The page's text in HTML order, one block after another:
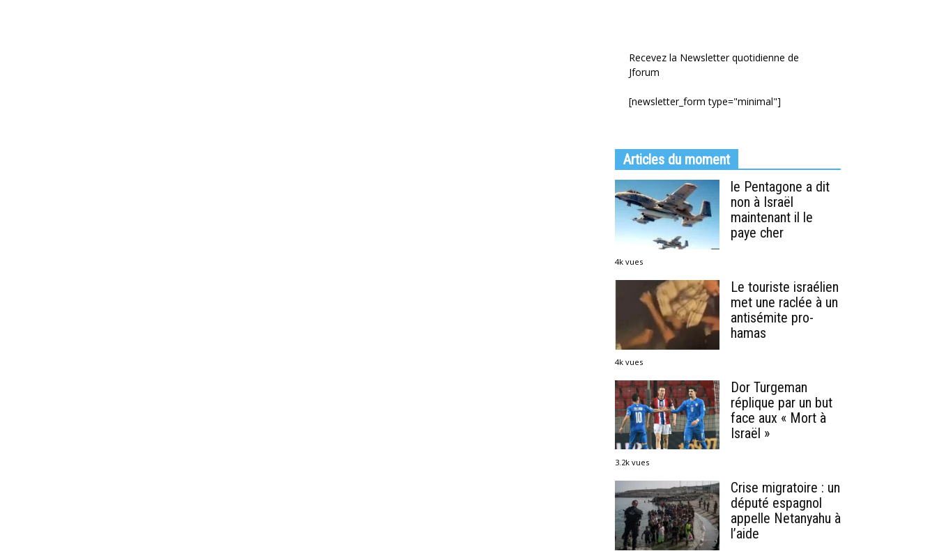
Recevez la Newsletter quotidienne de
Jforum
[newsletter_form type="minimal"]
Articles du moment
le Pentagone a dit
non à Israël
maintenant il le
paye cher
4k vues
Le touriste israélien
met une raclée à un
antisémite pro-
hamas
4k vues
Dor Turgeman
réplique par un but
face aux « Mort à
Israël »
3.2k vues
Crise migratoire : un
député espagnol
appelle Netanyahu à
l’aide